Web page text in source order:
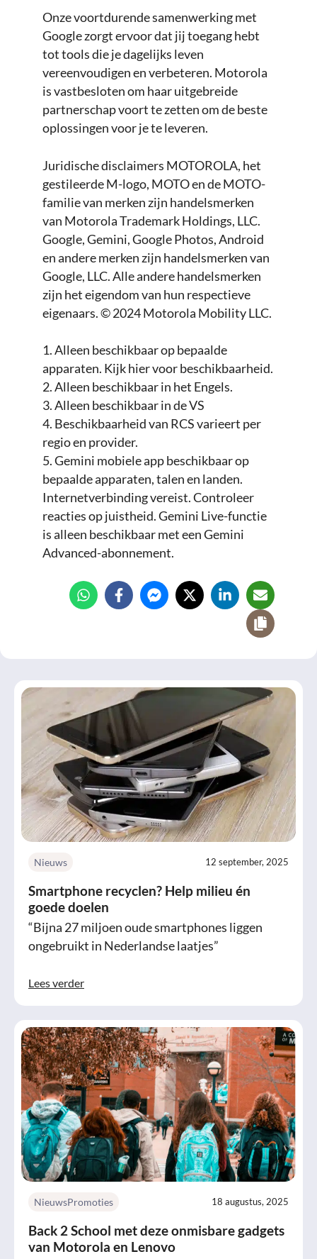
Onze voortdurende samenwerking met
Google zorgt ervoor dat jij toegang hebt
tot tools die je dagelijks leven
vereenvoudigen en verbeteren. Motorola
is vastbesloten om haar uitgebreide
partnerschap voort te zetten om de beste
oplossingen voor je te leveren.
Juridische disclaimers MOTOROLA, het
gestileerde M-logo, MOTO en de MOTO-
familie van merken zijn handelsmerken
van Motorola Trademark Holdings, LLC.
Google, Gemini, Google Photos, Android
en andere merken zijn handelsmerken van
Google, LLC. Alle andere handelsmerken
zijn het eigendom van hun respectieve
eigenaars. © 2024 Motorola Mobility LLC.
1. Alleen beschikbaar op bepaalde
apparaten. Kijk hier voor beschikbaarheid.
2. Alleen beschikbaar in het Engels.
3. Alleen beschikbaar in de VS
4. Beschikbaarheid van RCS varieert per
regio en provider.
5. Gemini mobiele app beschikbaar op
bepaalde apparaten, talen en landen.
Internetverbinding vereist. Controleer
reacties op juistheid. Gemini Live-functie
is alleen beschikbaar met een Gemini
Advanced-abonnement.
Nieuws 12 september, 2025
Smartphone recyclen? Help milieu én
goede doelen
“Bijna 27 miljoen oude smartphones liggen
ongebruikt in Nederlandse laatjes”
Lees verder
NieuwsPromoties 18 augustus, 2025
Back 2 School met deze onmisbare gadgets
van Motorola en Lenovo